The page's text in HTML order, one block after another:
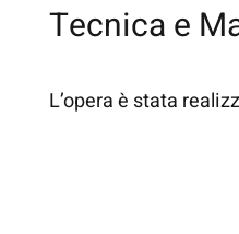
Tecnica e
L’opera è stata